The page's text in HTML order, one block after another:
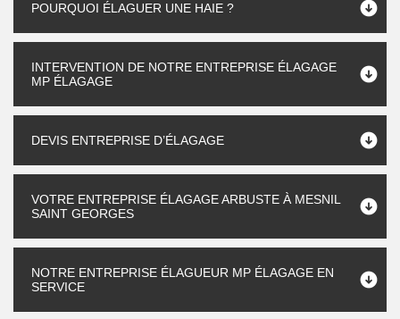
POURQUOI ÉLAGUER UNE HAIE ?
INTERVENTION DE NOTRE ENTREPRISE ÉLAGAGE
MP ÉLAGAGE
DEVIS ENTREPRISE D’ÉLAGAGE
VOTRE ENTREPRISE ÉLAGAGE ARBUSTE À MESNIL
SAINT GEORGES
NOTRE ENTREPRISE ÉLAGUEUR MP ÉLAGAGE EN
SERVICE